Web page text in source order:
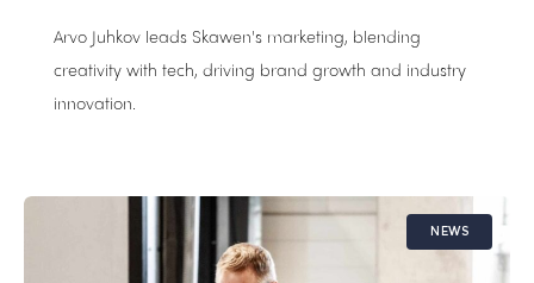
Arvo Juhkov leads Skawen's marketing, blending
creativity with tech, driving brand growth and industry
innovation.
NEWS